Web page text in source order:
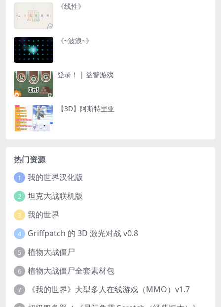
《线性》
《~波浪~》
登录！ | 益智游戏
【3D】阿斯特里亚
热门资源
1 我的世界汉化版
2 坦克大战联机版
3 我的世界
4 Griffpatch 的 3D 激光对战 v0.8
5 植物大战僵尸
6 植物大战僵尸全套素材包
7 《我的世界》大型多人在线游戏（MMO）v1.7